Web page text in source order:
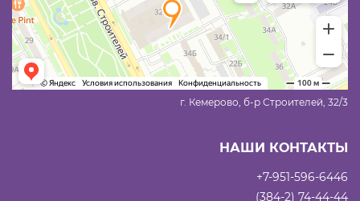
г. Кемерово, б-р Строителей, 32/3
НАШИ КОНТАКТЫ
+7-951-596-6446
(384-2) 74-44-44